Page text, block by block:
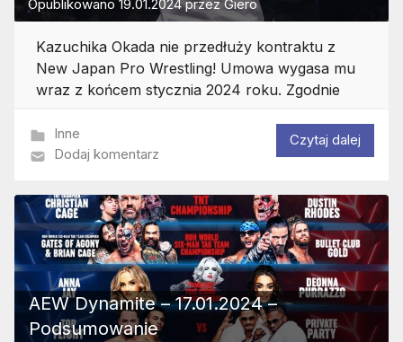
Opublikowano 19.01.2024przez Giero
Kazuchika Okada nie przedłuży kontraktu z
New Japan Pro Wrestling! Umowa wygasa mu
wraz z końcem stycznia 2024 roku. Zgodnie
Inne
Dodaj komentarz
Czytaj dalej
AEW Dynamite – 17.01.2024 –
Podsumowanie